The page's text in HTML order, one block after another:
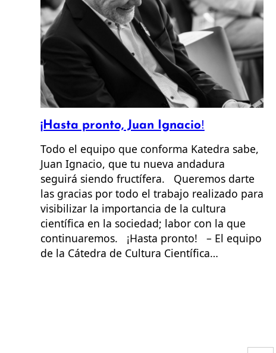
¡Hasta pronto, Juan Ignacio!
Todo el equipo que conforma Katedra sabe,
Juan Ignacio, que tu nueva andadura
seguirá siendo fructífera. Queremos darte
las gracias por todo el trabajo realizado para
visibilizar la importancia de la cultura
científica en la sociedad; labor con la que
continuaremos. ¡Hasta pronto! – El equipo
de la Cátedra de Cultura Científica…